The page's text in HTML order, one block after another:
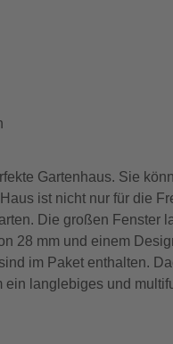
Gartenhaus. Sie
ist nicht nur für die
Die großen
28 mm und einem
im Paket enthalten.
langlebiges und